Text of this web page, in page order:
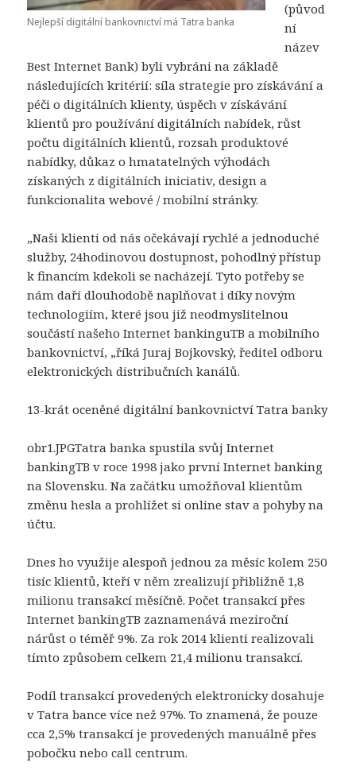
Nejlepší digitální bankovnictví má Tatra banka
(původ
ní
název
Best Internet Bank) byli vybráni na základě
následujících kritérií: síla strategie pro získávání a
péči o digitálních klienty, úspěch v získávání
klientů pro používání digitálních nabídek, růst
počtu digitálních klientů, rozsah produktové
nabídky, důkaz o hmatatelných výhodách
získaných z digitálních iniciativ, design a
funkcionalita webové / mobilní stránky.
„Naši klienti od nás očekávají rychlé a jednoduché
služby, 24hodinovou dostupnost, pohodlný přístup
k financím kdekoli se nacházejí. Tyto potřeby se
nám daří dlouhodobě naplňovat i díky novým
technologiím, které jsou již neodmyslitelnou
součástí našeho Internet bankinguTB a mobilního
bankovnictví, „říká Juraj Bojkovský, ředitel odboru
elektronických distribučních kanálů.
13-krát oceněné digitální bankovnictví Tatra banky
obr1.JPGTatra banka spustila svůj Internet
bankingTB v roce 1998 jako první Internet banking
na Slovensku. Na začátku umožňoval klientům
změnu hesla a prohlížet si online stav a pohyby na
účtu.
Dnes ho využije alespoň jednou za měsíc kolem 250
tisíc klientů, kteří v něm zrealizují přibližně 1,8
milionu transakcí měsíčně. Počet transakcí přes
Internet bankingTB zaznamenává meziroční
nárůst o téměř 9%. Za rok 2014 klienti realizovali
tímto způsobem celkem 21,4 milionu transakcí.
Podíl transakcí provedených elektronicky dosahuje
v Tatra bance více než 97%. To znamená, že pouze
cca 2,5% transakcí je provedených manuálně přes
pobočku nebo call centrum.